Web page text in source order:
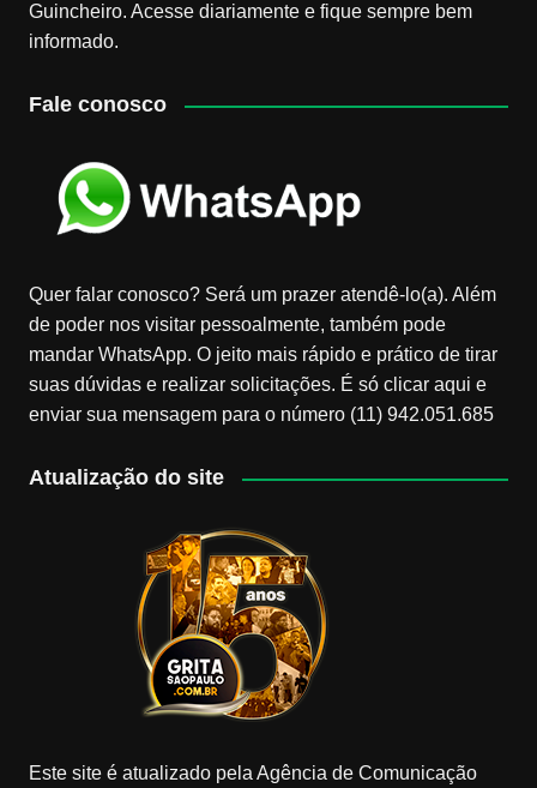
Guincheiro. Acesse diariamente e fique sempre bem
informado.
Fale conosco
Quer falar conosco? Será um prazer atendê-lo(a). Além
de poder nos visitar pessoalmente, também pode
mandar WhatsApp. O jeito mais rápido e prático de tirar
suas dúvidas e realizar solicitações. É só clicar aqui e
enviar sua mensagem para o número (11) 942.051.685
Atualização do site
Este site é atualizado pela Agência de Comunicação